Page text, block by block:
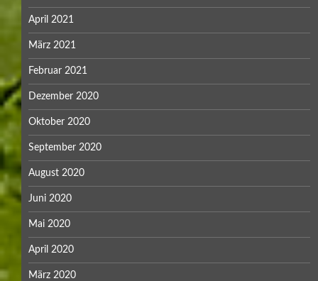
April 2021
März 2021
Februar 2021
Dezember 2020
Oktober 2020
September 2020
August 2020
Juni 2020
Mai 2020
April 2020
März 2020